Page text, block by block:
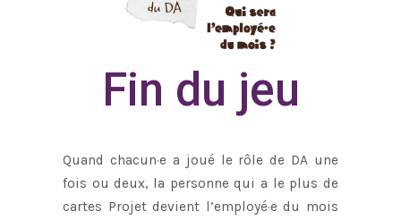
Fin du jeu
Quand chacun·e a joué le rôle de DA une
fois ou deux, la personne qui a le plus de
cartes Projet devient l’employé·e du mois